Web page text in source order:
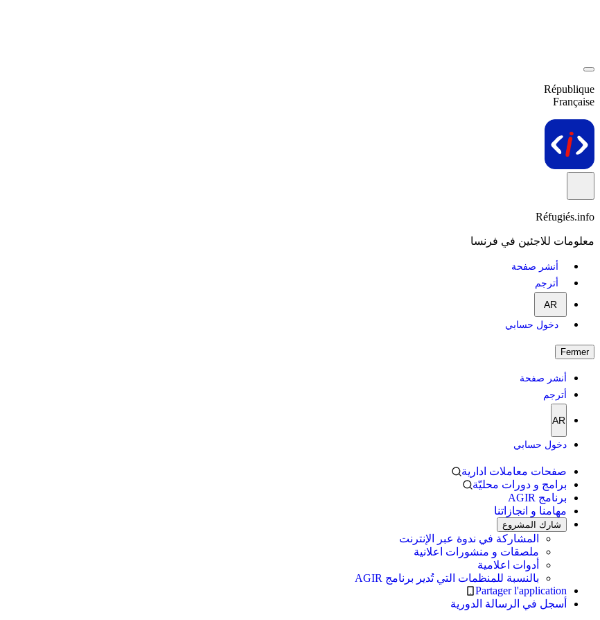
République
Française
Réfugiés.info
معلومات للاجئين في فرنسا
أنشر صفحة
أترجم
AR
دخول حسابي
Fermer
أنشر صفحة
أترجم
AR
دخول حسابي
صفحات معاملات ادارية
برامج و دورات محليّة
برنامج AGIR
مهامنا و انجازاتنا
شارك المشروع
المشاركة في ندوة عبر الإنترنت
ملصقات و منشورات اعلانية
أدوات اعلامية
بالنسبة للمنظمات التي تُدير برنامج AGIR
Partager l'application
أسجل في الرسالة الدورية